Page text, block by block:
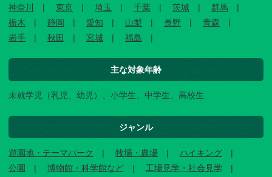
神奈川 東京 埼玉 千葉 茨城
群馬
栃木
静岡 愛知 山梨 長野
青森
岩手
秋田 宮城 福島
主な対象年齢
未就学児（乳児、幼児）、小学生、中学生、高校生
ジャンル
遊園地・テーマパーク 牧場・農場
ハイキング
公園
博物館・科学館など
工場見学・社会見学